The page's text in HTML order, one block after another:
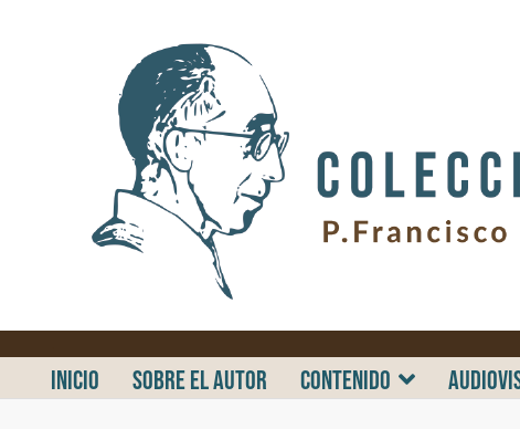
INICIO SOBRE EL AUTOR CONTENIDO